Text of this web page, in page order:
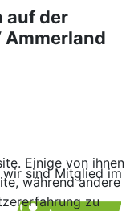
auf der
Ammerland
wir sind Mitglied im:
Einige von ihnen
während andere
zu